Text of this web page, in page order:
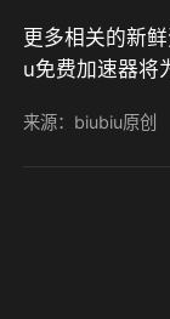
更多相关的新
u免费加速器将
来源：biubiu原创